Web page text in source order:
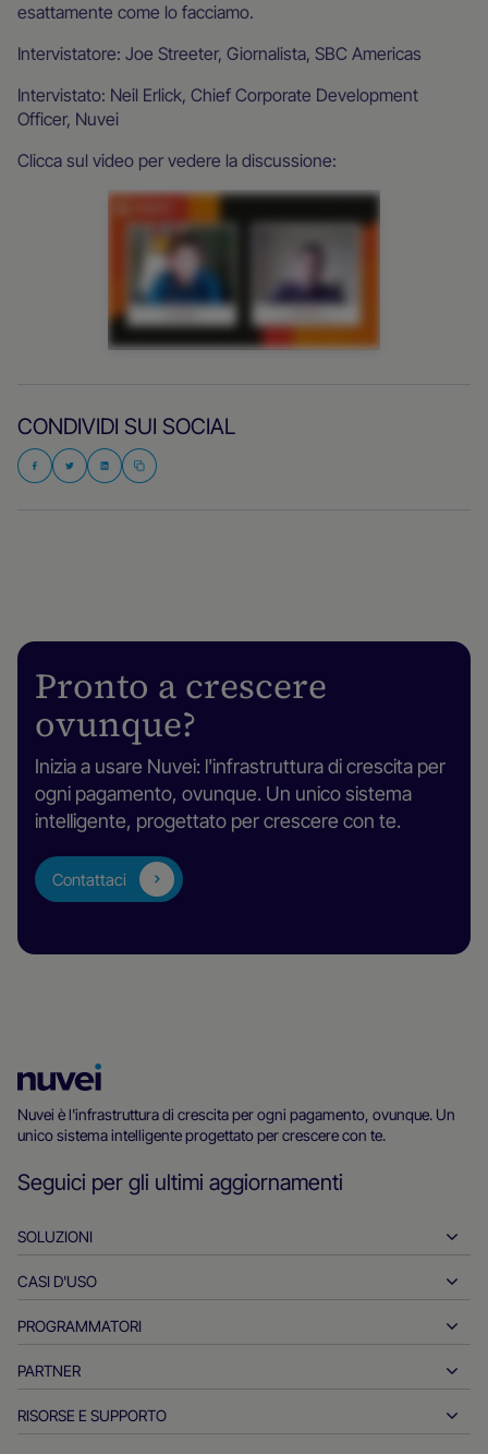
esattamente come lo facciamo.
Intervistatore: Joe Streeter, Giornalista, SBC Americas
Intervistato: Neil Erlick, Chief Corporate Development
Officer, Nuvei
Clicca sul video per vedere la discussione:
CONDIVIDI SUI SOCIAL
Pronto a crescere
ovunque?
Inizia a usare Nuvei: l'infrastruttura di crescita per
ogni pagamento, ovunque. Un unico sistema
intelligente, progettato per crescere con te.
Contattaci
di
Nuvei
Nuvei è l'infrastruttura di crescita per ogni pagamento, ovunque. Un
unico sistema intelligente progettato per crescere con te.
Seguici per gli ultimi aggiornamenti
SOLUZIONI
Pagamenti in entrata
Pagamenti in uscita
Pagamenti in tempo reale
CASI D'USO
Ospitalità
Automotive
PROGRAMMATORI
Strumenti per programmatori
Documentazione di riferimento per le API
PARTNER
Collabora con noi
RISORSE E SUPPORTO